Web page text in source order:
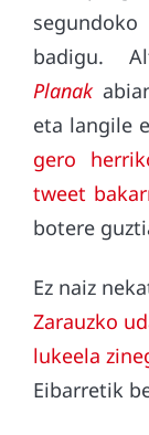
badigu.
Planak
eta langile
gero
tweet
botere
Ez naiz
Zarauzko
lukeela
Eibarretik